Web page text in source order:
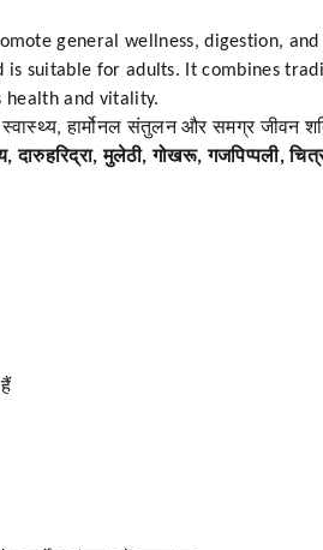
general wellness, digestion,
suitable for adults. It combines
health and vitality.
हार्मोनल संतुलन और समग्र जीवन
दारुहरिद्रा, मुलेठी, गोखरू, गजपिप्पली,